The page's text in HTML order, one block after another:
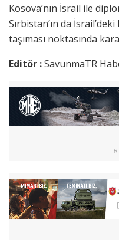
Kosova’nın İsrail ile
Sırbistan’ın da
taşıması noktasında
Editör :SavunmaTR